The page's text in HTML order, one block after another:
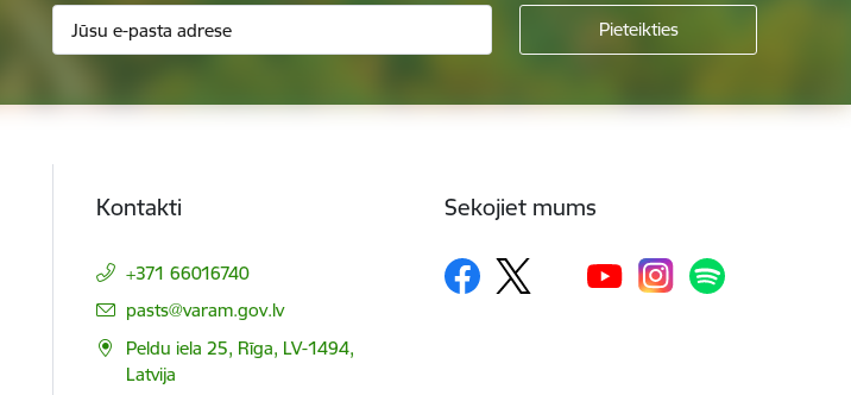
Kontakti
+371 66016740
E-pasts:
pasts@varam.gov.lv
Peldu iela 25, Rīga, LV-1494,
Latvija
Sekojiet mums